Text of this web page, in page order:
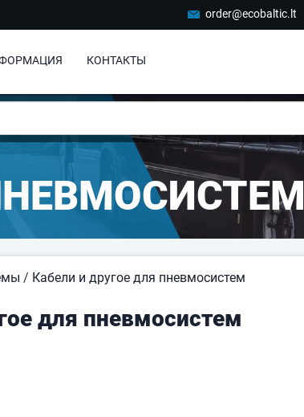
order@ecobaltic.lt
КОНТАКТЫ
/ Кабели и другое для пневмосистем
для пневмосистем